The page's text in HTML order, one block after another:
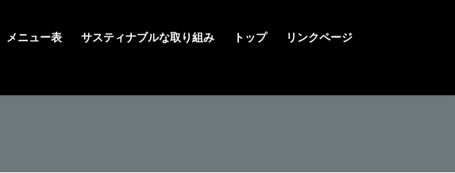
メニュー表 サスティナブルな取り組み トップ リンクページ